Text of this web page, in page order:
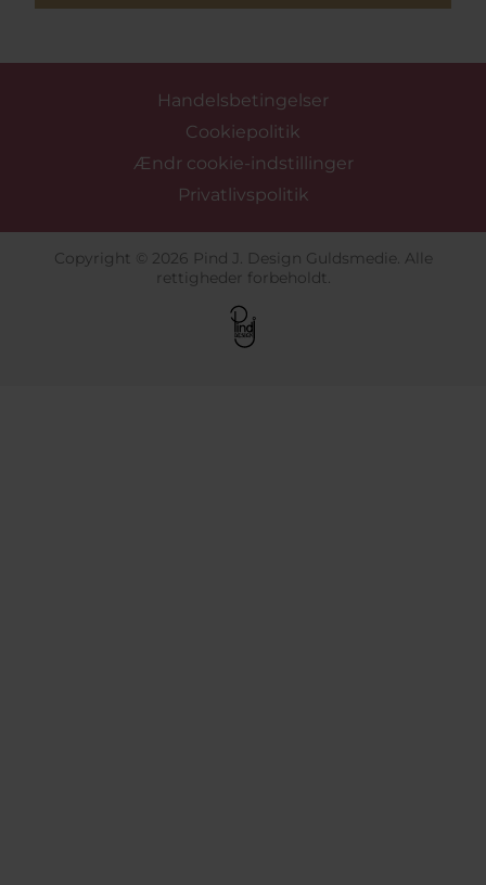
Handelsbetingelser
Cookiepolitik
Ændr cookie-indstillinger
Privatlivspolitik
Copyright © 2026 Pind J. Design Guldsmedie. Alle
rettigheder forbeholdt.